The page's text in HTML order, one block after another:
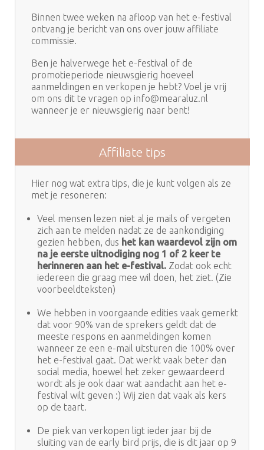
Binnen twee weken na afloop van het e-festival
ontvang je bericht van ons over jouw affiliate
commissie.
Ben je halverwege het e-festival of de
promotieperiode nieuwsgierig hoeveel
aanmeldingen en verkopen je hebt? Voel je vrij
om ons dit te vragen op info@mearaluz.nl
wanneer je er nieuwsgierig naar bent!
Affiliate tips
Hier nog wat extra tips, die je kunt volgen als ze
met je resoneren:
Veel mensen lezen niet al je mails of vergeten
zich aan te melden nadat ze de aankondiging
gezien hebben, dus het kan waardevol zijn om
na je eerste uitnodiging nog 1 of 2 keer te
herinneren aan het e-festival.Zodat ook echt
iedereen die graag mee wil doen, het ziet. (Zie
voorbeeldteksten)
We hebben in voorgaande edities vaak gemerkt
dat voor 90% van de sprekers geldt dat de
meeste respons en aanmeldingen komen
wanneer ze een e-mail uitsturen die 100% over
het e-festival gaat. Dat werkt vaak beter dan
social media, hoewel het zeker gewaardeerd
wordt als je ook daar wat aandacht aan het e-
festival wilt geven :) Wij zien dat vaak als kers
op de taart.
De piek van verkopen ligt ieder jaar bij de
sluiting van de early bird prijs, die is dit jaar op 9